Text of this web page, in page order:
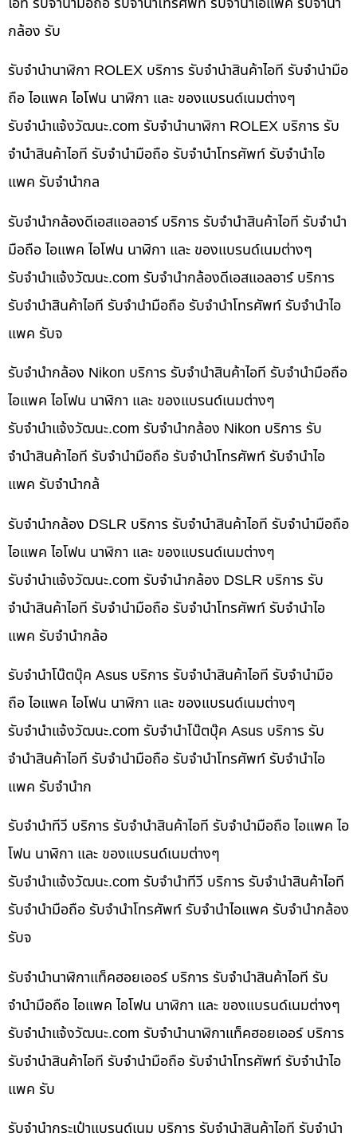
กล้อง รับ
รับจำนำนาฬิกา ROLEX บริการ รับจำนำสินค้าไอที รับจำนำมือ
ถือ ไอแพค ไอโฟน นาฬิกา และ ของแบรนด์เนมต่างๆ
รับจํานําแจ้งวัฒนะ.com รับจำนำนาฬิกา ROLEX บริการ รับ
จำนำสินค้าไอที รับจำนำมือถือ รับจำนำโทรศัพท์ รับจำนำไอ
แพค รับจำนำกล
รับจำนำกล้องดีเอสแอลอาร์ บริการ รับจำนำสินค้าไอที รับจำนำ
มือถือ ไอแพค ไอโฟน นาฬิกา และ ของแบรนด์เนมต่างๆ
รับจํานําแจ้งวัฒนะ.com รับจำนำกล้องดีเอสแอลอาร์ บริการ
รับจำนำสินค้าไอที รับจำนำมือถือ รับจำนำโทรศัพท์ รับจำนำไอ
แพค รับจ
รับจำนำกล้อง Nikon บริการ รับจำนำสินค้าไอที รับจำนำมือถือ
ไอแพค ไอโฟน นาฬิกา และ ของแบรนด์เนมต่างๆ
รับจํานําแจ้งวัฒนะ.com รับจำนำกล้อง Nikon บริการ รับ
จำนำสินค้าไอที รับจำนำมือถือ รับจำนำโทรศัพท์ รับจำนำไอ
แพค รับจำนำกล้
รับจำนำกล้อง DSLR บริการ รับจำนำสินค้าไอที รับจำนำมือถือ
ไอแพค ไอโฟน นาฬิกา และ ของแบรนด์เนมต่างๆ
รับจํานําแจ้งวัฒนะ.com รับจำนำกล้อง DSLR บริการ รับ
จำนำสินค้าไอที รับจำนำมือถือ รับจำนำโทรศัพท์ รับจำนำไอ
แพค รับจำนำกล้อ
รับจำนำโน๊ตบุ๊ค Asus บริการ รับจำนำสินค้าไอที รับจำนำมือ
ถือ ไอแพค ไอโฟน นาฬิกา และ ของแบรนด์เนมต่างๆ
รับจํานําแจ้งวัฒนะ.com รับจำนำโน๊ตบุ๊ค Asus บริการ รับ
จำนำสินค้าไอที รับจำนำมือถือ รับจำนำโทรศัพท์ รับจำนำไอ
แพค รับจำนำก
รับจำนำทีวี บริการ รับจำนำสินค้าไอที รับจำนำมือถือ ไอแพค ไอ
โฟน นาฬิกา และ ของแบรนด์เนมต่างๆ
รับจํานําแจ้งวัฒนะ.com รับจำนำทีวี บริการ รับจำนำสินค้าไอที
รับจำนำมือถือ รับจำนำโทรศัพท์ รับจำนำไอแพค รับจำนำกล้อง
รับจ
รับจำนำนาฬิกาแท็คฮอยเออร์ บริการ รับจำนำสินค้าไอที รับ
จำนำมือถือ ไอแพค ไอโฟน นาฬิกา และ ของแบรนด์เนมต่างๆ
รับจํานําแจ้งวัฒนะ.com รับจำนำนาฬิกาแท็คฮอยเออร์ บริการ
รับจำนำสินค้าไอที รับจำนำมือถือ รับจำนำโทรศัพท์ รับจำนำไอ
แพค รับ
รับจำนำกระเป๋าแบรนด์เนม บริการ รับจำนำสินค้าไอที รับจำนำ